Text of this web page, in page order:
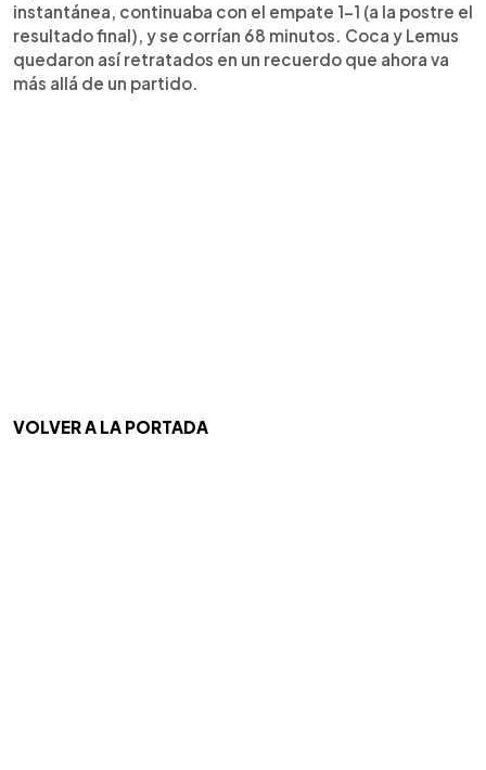
instantánea, continuaba con el empate 1-1 (a la postre el
resultado final), y se corrían 68 minutos. Coca y Lemus
quedaron así retratados en un recuerdo que ahora va
más allá de un partido.
VOLVER A LA PORTADA